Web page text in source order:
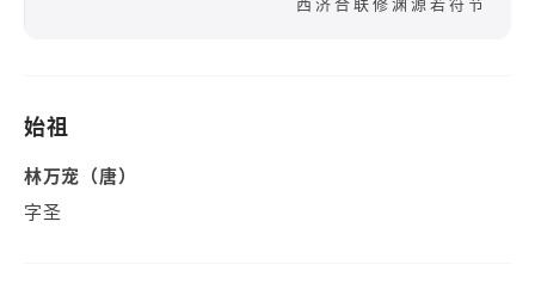
始祖
林万宠（唐）
字圣